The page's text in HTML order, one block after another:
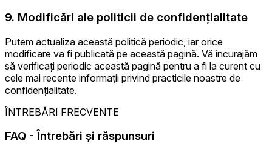
9. Modificări ale politicii de confidențialitate
Putem actualiza această politică periodic, iar orice
modificare va fi publicată pe această pagină. Vă încurajăm
să verificați periodic această pagină pentru a fi la curent cu
cele mai recente informații privind practicile noastre de
confidențialitate.
ÎNTREBĂRI FRECVENTE
FAQ - Întrebări și răspunsuri